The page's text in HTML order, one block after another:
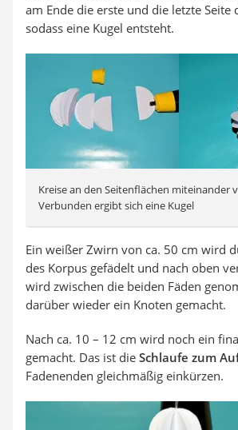
am Ende die erste und die letzte Seite
sodass eine Kugel entsteht.
Kreise an den Seitenflächen miteinander
Verbunden ergibt sich eine Kugel
Ein weißer Zwirn von ca. 50 cm wird
des Korpus gefädelt und nach oben
wird zwischen die beiden Fäden
darüber wieder ein Knoten gemacht.
Nach ca. 10 – 12 cm wird noch ein
gemacht. Das ist die Schlaufe zum
Fadenenden gleichmäßig einkürzen.